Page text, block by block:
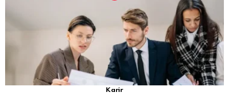
Karir